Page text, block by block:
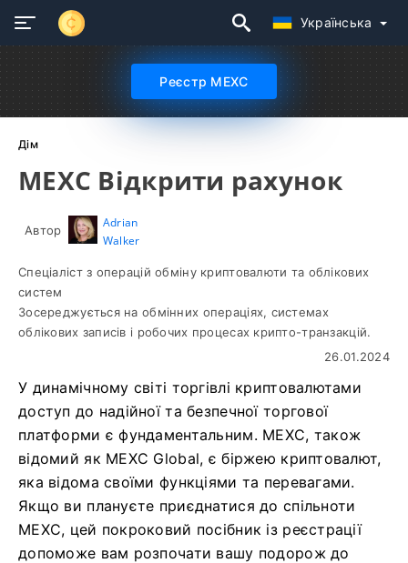
Українська
Реєстр MEXC
Дім
MEXC Відкрити рахунок
Автор
Adrian
Walker
Спеціаліст з операцій обміну криптовалюти та облікових
систем
Зосереджується на обмінних операціях, системах
облікових записів і робочих процесах крипто-транзакцій.
26.01.2024
У динамічному світі торгівлі криптовалютами
доступ до надійної та безпечної торгової
платформи є фундаментальним. MEXC, також
відомий як MEXC Global, є біржею криптовалют,
яка відома своїми функціями та перевагами.
Якщо ви плануєте приєднатися до спільноти
MEXC, цей покроковий посібник із реєстрації
допоможе вам розпочати вашу подорож до